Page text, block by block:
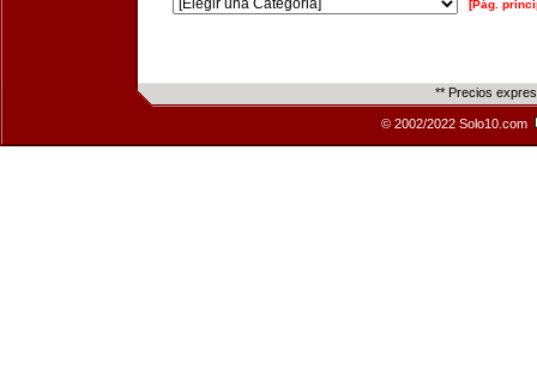
[Pág.
** Precios
© 2002/2022 Solo10.com